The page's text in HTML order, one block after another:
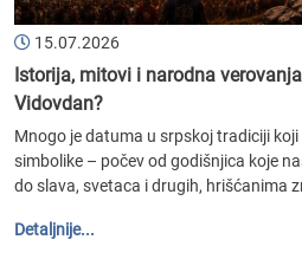
15.07.2026
Istorija, mitovi i narodna
Vidovdan?
Mnogo je datuma u srpskoj tradiciji koji
simbolike – počev od godišnjica koje
do slava, svetaca i drugih, hrišćanima
Detaljnije...